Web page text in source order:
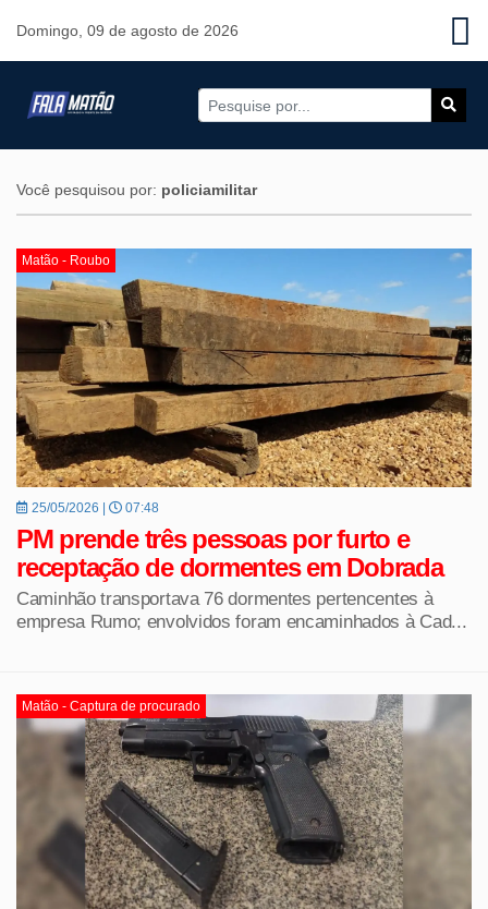
Domingo, 09 de agosto de 2026
Você pesquisou por: policiamilitar
Matão - Roubo
25/05/2026 | 07:48
PM prende três pessoas por furto e
receptação de dormentes em Dobrada
Caminhão transportava 76 dormentes pertencentes à
empresa Rumo; envolvidos foram encaminhados à Cad...
Matão - Captura de procurado